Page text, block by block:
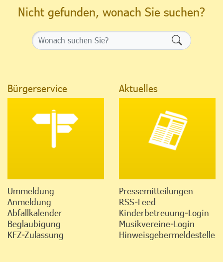
Nicht gefunden, wonach Sie suchen?
Bürgerservice
Ummeldung
Anmeldung
Abfallkalender
Beglaubigung
KFZ-Zulassung
Aktuelles
Pressemitteilungen
RSS-Feed
Kinderbetreuung-Login
Musikvereine-Login
Hinweisgebermeldestelle